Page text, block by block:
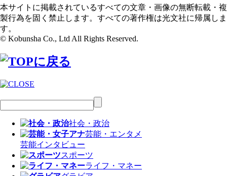
本サイトに掲載されているすべての文章・画像の無断転載・複
製行為を固く禁止します。すべての著作権は光文社に帰属しま
す。
© Kobunsha Co., Ltd All Rights Reserved.
社会・政治
芸能・エンタメ
芸能インタビュー
スポーツ
ライフ・マネー